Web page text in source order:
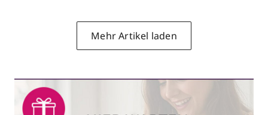
Mehr Artikel laden